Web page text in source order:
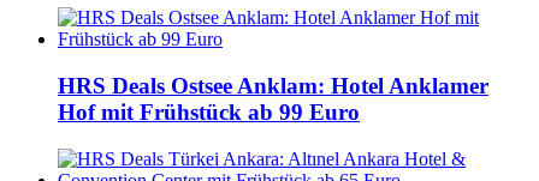
HRS Deals Ostsee Anklam: Hotel Anklamer
Hof mit Frühstück ab 99 Euro